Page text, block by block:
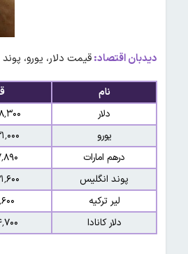
دیدبان اقتصاد:قیمت دلار، یورو، پوند
نام
دلار
یورو
درهم امارات
پوند انگلیس
لیر ترکیه
دلار کانادا